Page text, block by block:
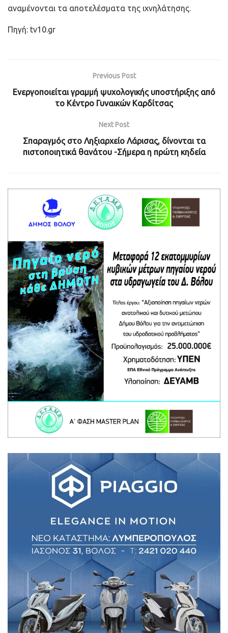
αναμένονται τα αποτελέσματα της ιχνηλάτησης.
Πηγή: tv10.gr
Previous Post
Ενεργοποιείται γραμμή ψυχολογικής υποστήριξης από
το Κέντρο Γυναικών Καρδίτσας
Next Post
Σπαραγμός στο Ληξιαρχείο Λάρισας, δίνονται τα
πιστοποιητικά θανάτου -Σήμερα η πρώτη κηδεία